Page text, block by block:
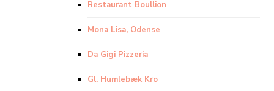
Restaurant Boullion
Mona Lisa, Odense
Da Gigi Pizzeria
Gl. Humlebæk Kro